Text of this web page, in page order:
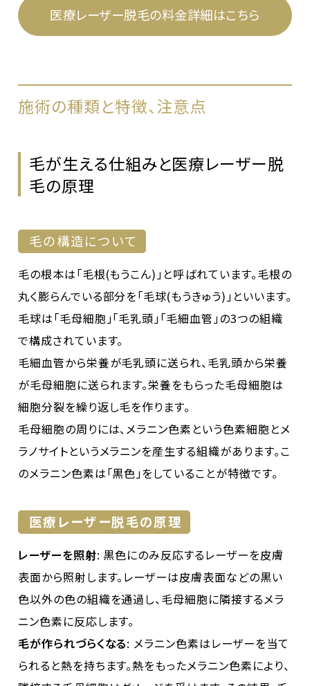
医療レーザー脱毛の料金詳細はこちら
施術の種類と特徴、注意点
毛が生える仕組みと医療レーザー脱
毛の原理
毛の構造について
毛の根本は「毛根(もうこん)」と呼ばれています。毛根の
丸く膨らんでいる部分を「毛球(もうきゅう)」といいます。
毛球は「毛母細胞」「毛乳頭」「毛細血管」の3つの組織
で構成されています。
毛細血管から栄養が毛乳頭に送られ、毛乳頭から栄養
が毛母細胞に送られます。栄養をもらった毛母細胞は
細胞分裂を繰り返し毛を作ります。
毛母細胞の周りには、メラニン色素という色素細胞とメ
ラノサイトというメラニンを産生する組織があります。こ
のメラニン色素は「黒色」をしていることが特徴です。
医療レーザー脱毛の原理
レーザーを照射: 黒色にのみ反応するレーザーを皮膚
表面から照射します。レーザーは皮膚表面などの黒い
色以外の色の組織を通過し、毛母細胞に隣接するメラ
ニン色素に反応します。
毛が作られづらくなる: メラニン色素はレーザーを当て
られると熱を持ちます。熱をもったメラニン色素により、